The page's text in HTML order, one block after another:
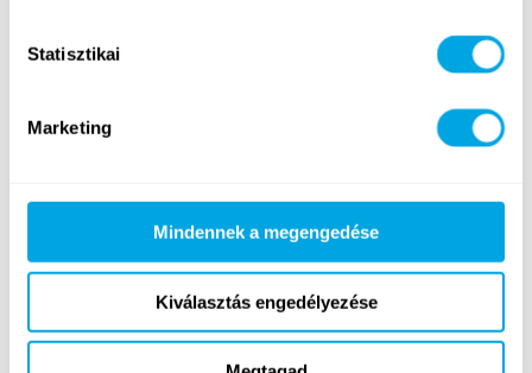
Statisztikai
Marketing
Mindennek a megengedése
Kiválasztás engedélyezése